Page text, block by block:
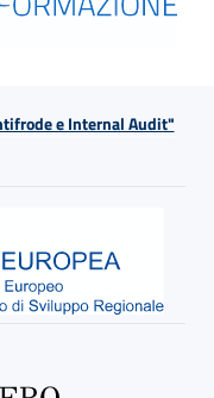
e Internal Audit"